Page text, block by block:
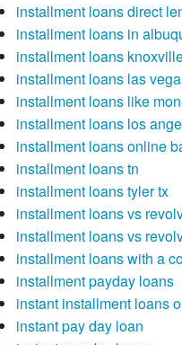
installment loans direct
installment loans in
installment loans
installment loans las
installment loans like
installment loans los
installment loans online
installment loans tn
installment loans tyler tx
installment loans vs
installment loans vs
installment loans with a
installment payday loans
instant installment loans
instant pay day loan